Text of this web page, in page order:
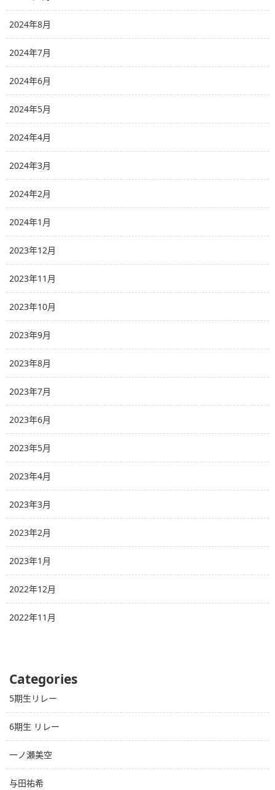
2024年8月
2024年7月
2024年6月
2024年5月
2024年4月
2024年3月
2024年2月
2024年1月
2023年12月
2023年11月
2023年10月
2023年9月
2023年8月
2023年7月
2023年6月
2023年5月
2023年4月
2023年3月
2023年2月
2023年1月
2022年12月
2022年11月
Categories
5期生リレー
6期生 リレー
一ノ瀬美空
与田祐希